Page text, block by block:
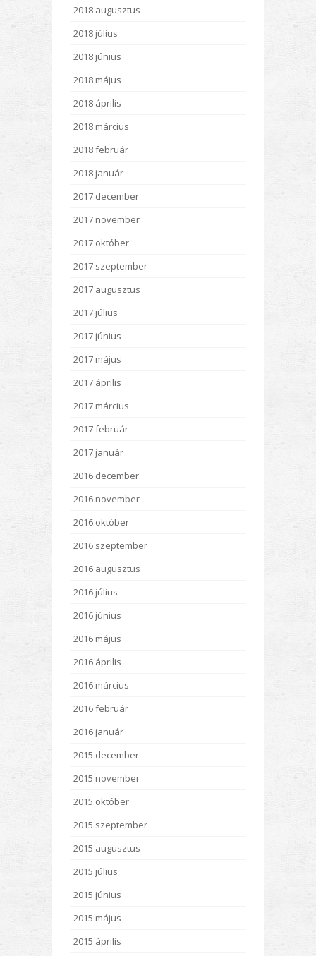
2018 augusztus
2018 július
2018 június
2018 május
2018 április
2018 március
2018 február
2018 január
2017 december
2017 november
2017 október
2017 szeptember
2017 augusztus
2017 július
2017 június
2017 május
2017 április
2017 március
2017 február
2017 január
2016 december
2016 november
2016 október
2016 szeptember
2016 augusztus
2016 július
2016 június
2016 május
2016 április
2016 március
2016 február
2016 január
2015 december
2015 november
2015 október
2015 szeptember
2015 augusztus
2015 július
2015 június
2015 május
2015 április